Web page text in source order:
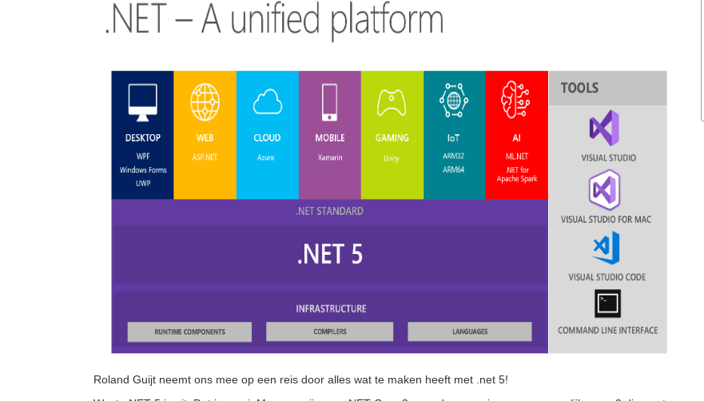
Roland Guijt neemt ons mee op een reis door alles wat te maken heeft met .net 5!